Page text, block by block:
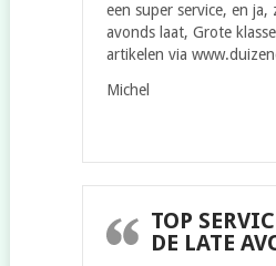
een super service, en ja,
avonds laat, Grote
artikelen via
Michel
TOP
DE LATE